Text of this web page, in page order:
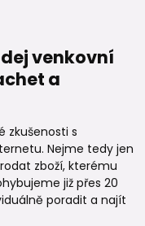
venkovní
a
zkušenosti s
Nejme tedy jen
zboží, kterému
již přes 20
poradit a najít